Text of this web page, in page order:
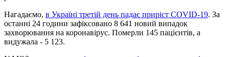
Нагадаємо, в Україні третій день падає приріст COVID-19. За
останні 24 години зафіксовано 8 641 новий випадок
захворювання на коронавірус. Померли 145 пацієнтів, а
видужала - 5 123.